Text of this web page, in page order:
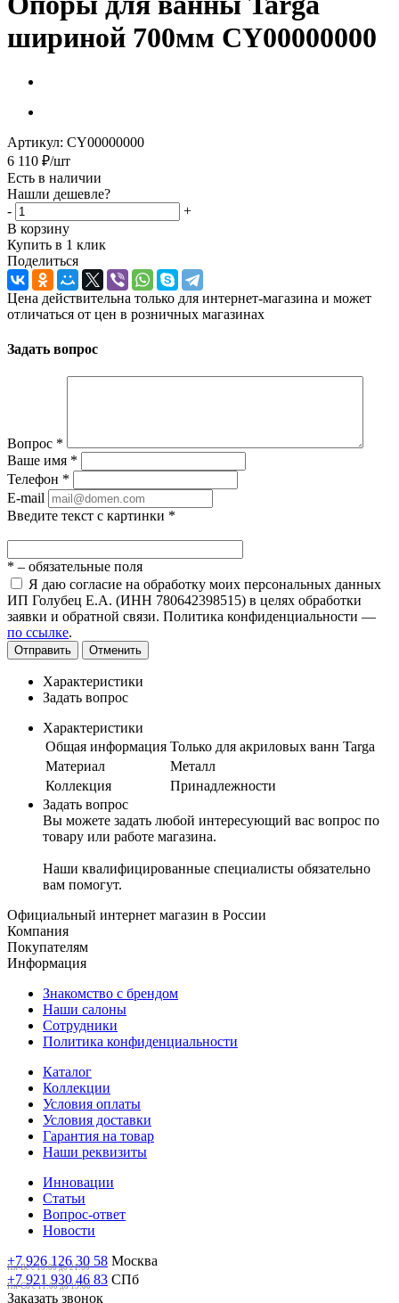
шириной 700мм CY00000000
Артикул: CY00000000
6 110 ₽/шт
Есть в наличии
Нашли дешевле?
-
+
В корзину
Купить в 1 клик
Поделиться
Цена действительна только для интернет-магазина и может
отличаться от цен в розничных магазинах
Задать вопрос
Вопрос *
Ваше имя *
Телефон *
E-mail
Введите текст с картинки *
* – обязательные поля
Я даю согласие на обработку моих персональных данных
ИП Голубец Е.А. (ИНН 780642398515) в целях обработки
заявки и обратной связи. Политика конфиденциальности —
по ссылке.
Отправить Отменить
Характеристики
Задать вопрос
Характеристики
Общая информация Только для акриловых ванн Targa
Материал
Металл
Коллекция
Принадлежности
Задать вопрос
Вы можете задать любой интересующий вас вопрос по
товару или работе магазина.
Наши квалифицированные специалисты обязательно
вам помогут.
Официальный интернет магазин в России
Компания
Покупателям
Информация
Знакомство с брендом
Наши салоны
Сотрудники
Политика конфиденциальности
Каталог
Коллекции
Условия оплаты
Условия доставки
Гарантия на товар
Наши реквизиты
Инновации
Статьи
Вопрос-ответ
Новости
+7 926 126 30 58 Москва
Пн-Вс с 10:00 до 21:00
+7 921 930 46 83 СПб
Пн-Сб c 11:00 до 19:00
Заказать звонок